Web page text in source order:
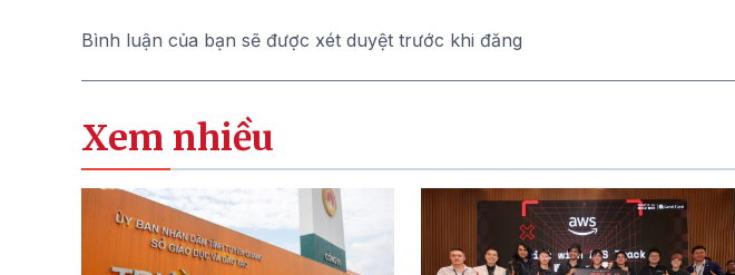
Bình luận của bạn sẽ được xét duyệt trước khi đăng
Xem nhiều